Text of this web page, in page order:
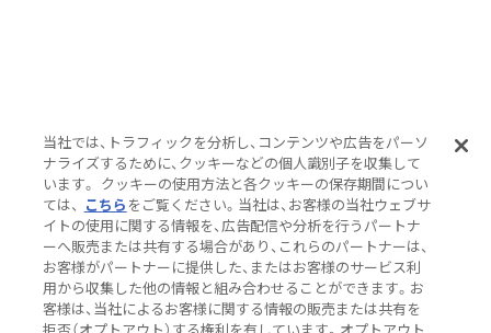
当社では、トラフィックを分析し、コンテンツや広告をパーソ
ナライズするために、クッキーなどの個人識別子を収集して
います。 クッキーの使用方法と各クッキーの保存期間につい
ては、
こちら をご覧ください。当社は、お客様の当社ウェブサ
イトの使用に関する情報を、広告配信や分析を行うパートナ
ーへ販売または共有する場合があり、これらのパートナーは、
お客様がパートナーに提供した、またはお客様のサービス利
用から収集した他の情報と組み合わせることができます。お
客様は、当社によるお客様に関する情報の販売または共有を